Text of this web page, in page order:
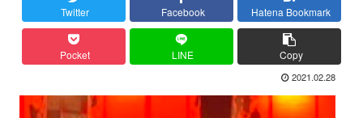
Twitter Facebook Hatena Bookmark
Pocket LINE Copy
2021.02.28